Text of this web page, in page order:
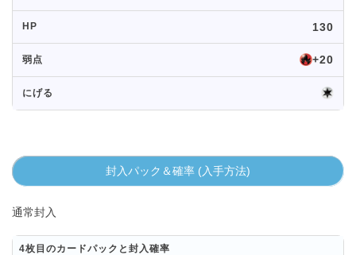
HP 130
弱点 +20
にげる
封入パック＆確率 (入手方法)
通常封入
4枚目のカードパックと封入確率